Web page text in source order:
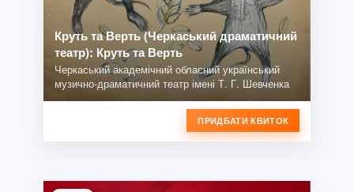
Круть та Верть (Черкаський драматичний
театр): Круть та Верть
Черкаський академічний обласний український
музично-драматичний театр імені Т. Г. Шевченка
ПРИДБАТИ КВИТОК